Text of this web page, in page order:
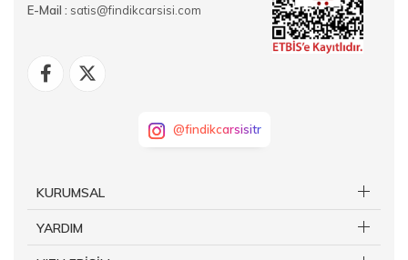
E-Mail : satis@findikcarsisi.com
@findikcarsisitr
KURUMSAL
YARDIM